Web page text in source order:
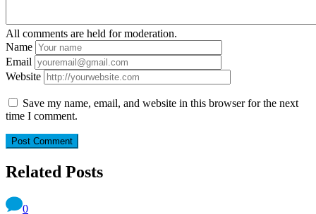
All comments are held for moderation.
Name
Email
Website
Save my name, email, and website in this browser for the next
time I comment.
Related Posts
0